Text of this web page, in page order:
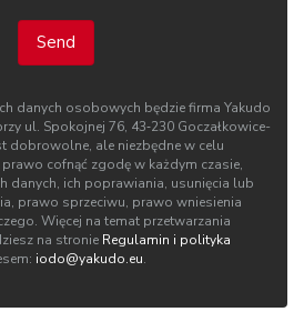
Send
danych osobowych będzie firma Yakudo
ul. Spokojnej 76, 43‑230 Goczałkowice-
dobrowolne, ale niezbędne w celu
cofnąć zgodę w każdym czasie,
danych, ich poprawiania, usunięcia lub
prawo sprzeciwu, prawo wniesienia
Więcej na temat przetwarzania
na stronie Regulamin i polityka
iodo@yakudo.eu.